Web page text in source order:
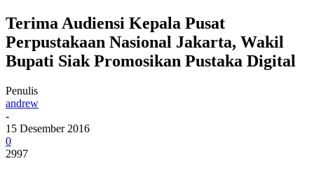
Terima Audiensi Kepala Pusat
Perpustakaan Nasional Jakarta, Wakil
Bupati Siak Promosikan Pustaka Digital
Penulis
andrew
-
15 Desember 2016
0
2997